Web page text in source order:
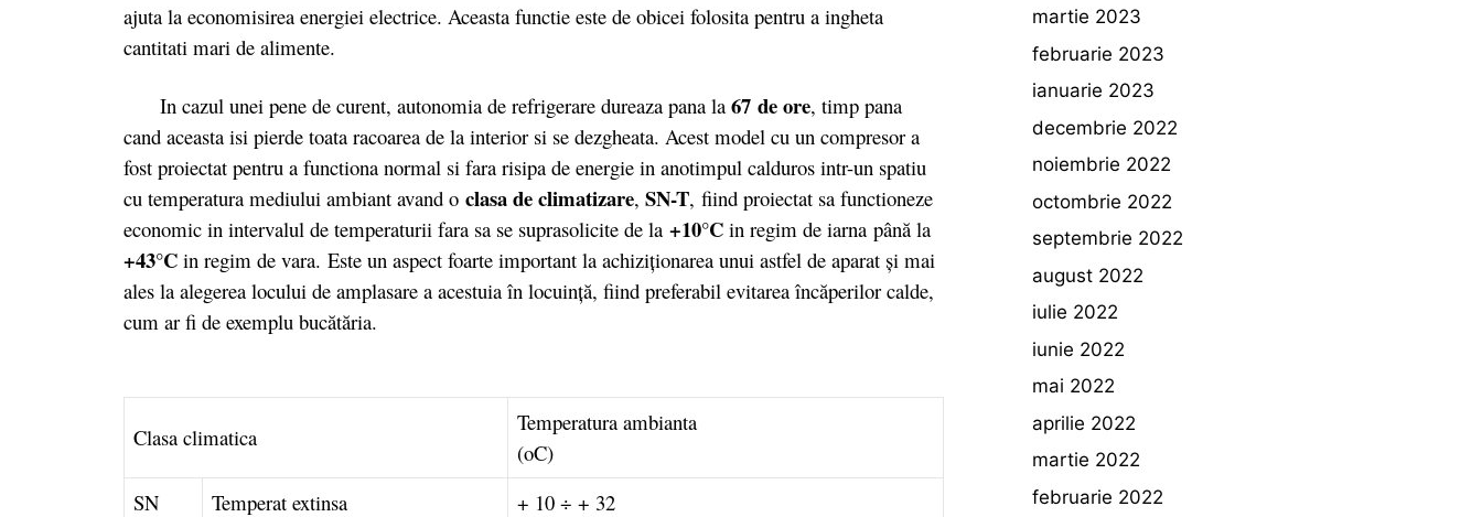
ajuta la economisirea energiei electrice. Aceasta functie este de obicei folosita pentru a ingheta
cantitati mari de alimente.
In cazul unei pene de curent, autonomia de refrigerare dureaza pana la 67 de ore, timp pana
cand aceasta isi pierde toata racoarea de la interior si se dezgheata. Acest model cu un compresor a
fost proiectat pentru a functiona normal si fara risipa de energie in anotimpul calduros intr-un spatiu
cu temperatura mediului ambiant avand o clasa de climatizare, SN-T, fiind proiectat sa functioneze
economic in intervalul de temperaturii fara sa se suprasolicite de la +10°C in regim de iarna până la
+43°C in regim de vara. Este un aspect foarte important la achiziţionarea unui astfel de aparat şi mai
ales la alegerea locului de amplasare a acestuia în locuinţă, fiind preferabil evitarea încăperilor calde,
cum ar fi de exemplu bucătăria.
Clasa climatica
Temperatura ambianta
(oC)
SN
Temperat extinsa
+ 10 ÷ + 32
martie 2023
februarie 2023
ianuarie 2023
decembrie 2022
noiembrie 2022
octombrie 2022
septembrie 2022
august 2022
iulie 2022
iunie 2022
mai 2022
aprilie 2022
martie 2022
februarie 2022